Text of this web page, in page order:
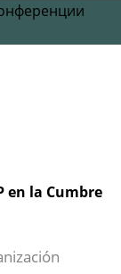
en la Cumbre